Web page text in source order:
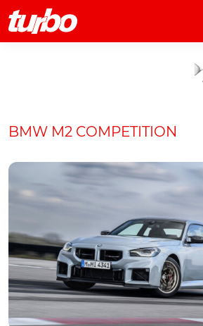
Elétricos
Testes
Marcas
Comerciais
Curiosidades
Elétricos
Técnica
Testes
BMW M2 COMPETITION